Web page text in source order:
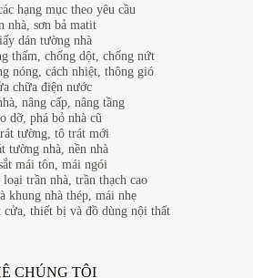
hạng mục theo yêu cầu
nhà, sơn bả matit
dán tường nhà
thấm, chống dột, chống nứt
nóng, cách nhiệt, thông gió
chữa điện nước
nâng cấp, nâng tầng
dỡ, phá bỏ nhà cũ
tường, tô trát mới
tường nhà, nền nhà
mái tôn, mái ngói
trần nhà, trần thạch cao
khung nhà thép, mái nhẹ
cửa, thiết bị và đồ dùng nội thất
CHÚNG TÔI